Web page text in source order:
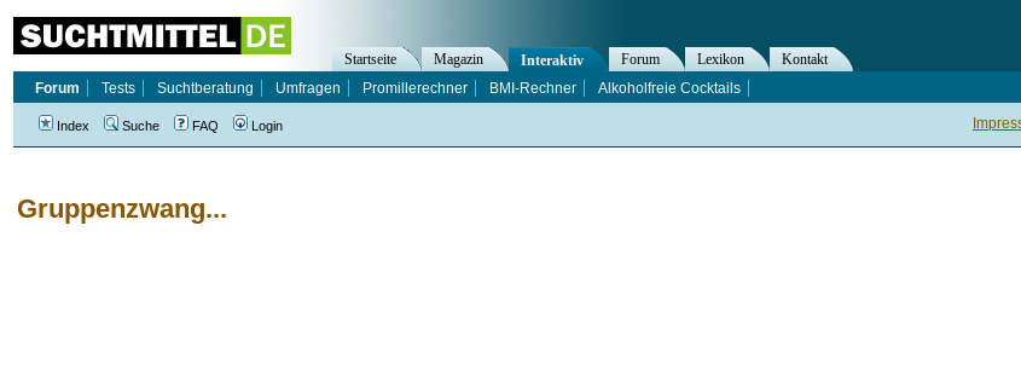
Gruppenzwang...
Startseite Magazin Interaktiv Forum Lexikon
Kontakt
Forum
Tests Suchtberatung Umfragen Promillerechner BMI-Rechner Alkoholfreie Cocktails
Index Suche FAQ Login